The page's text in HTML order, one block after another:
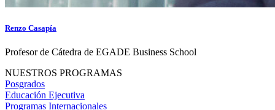
Renzo Casapía
Profesor de Cátedra de EGADE Business School
NUESTROS PROGRAMAS
Posgrados
Educación Ejecutiva
Programas Internacionales